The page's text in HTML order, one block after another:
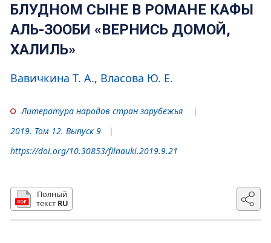
БЛУДНОМ СЫНЕ В РОМАНЕ КАФЫ
АЛЬ-ЗООБИ «ВЕРНИСЬ ДОМОЙ,
ХАЛИЛЬ»
Вавичкина Т. А. Власова Ю. Е.
Литература народов стран зарубежья
2019. Том 12. Выпуск 9
https://doi.org/10.30853/filnauki.2019.9.21
Полный
текст RU